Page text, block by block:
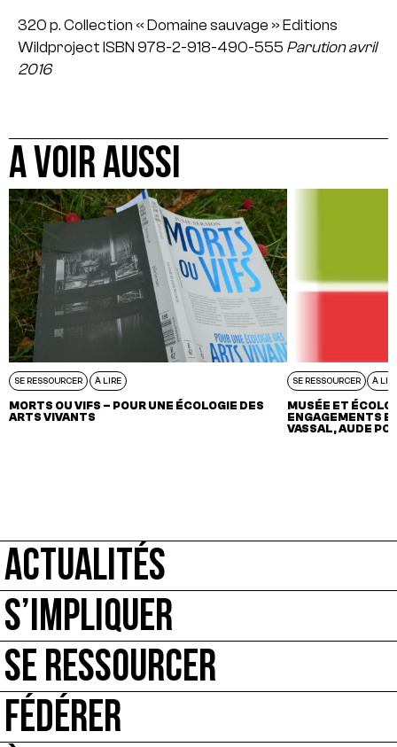
320 p. Collection « Domaine sauvage » Editions
Wildproject ISBN 978-2-918-490-555 Parution avril
2016
A VOIR AUSSI
SE RESSOURCER À LIRE
MORTS OU VIFS – POUR UNE ÉCOLOGIE DES
ARTS VIVANTS
SE RESSOURCER À
MUSÉE ET
ENGAGEMENTS
VASSAL, AUDE
ACTUALITÉS
S’IMPLIQUER
SE RESSOURCER
FÉDÉRER